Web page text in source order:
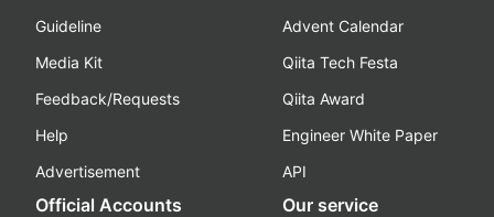
Guideline
Media Kit
Feedback/Requests
Help
Advertisement
Advent Calendar
Qiita Tech Festa
Qiita Award
Engineer White Paper
API
Official Accounts Our service